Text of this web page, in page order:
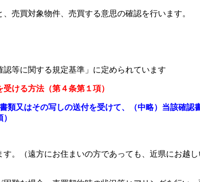
売買対象物件、売買する意思の確認を行います。
等に関する規定基準」に定められています
ける方法（第４条第１項）
類又はその写しの送付を受けて、（中略）当該確
す。（遠方にお住まいの方であっても、近県にお越